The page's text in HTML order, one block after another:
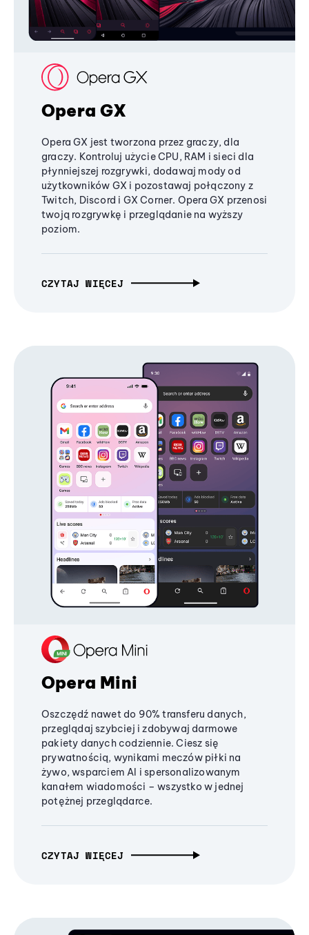
Opera GX
Opera GX jest tworzona przez graczy, dla
graczy. Kontroluj użycie CPU, RAM i sieci dla
płynniejszej rozgrywki, dodawaj mody od
użytkowników GX i pozostawaj połączony z
Twitch, Discord i GX Corner. Opera GX przenosi
twoją rozgrywkę i przeglądanie na wyższy
poziom.
CZYTAJ WIĘCEJ
Opera Mini
Oszczędź nawet do 90% transferu danych,
przeglądaj szybciej i zdobywaj darmowe
pakiety danych codziennie. Ciesz się
prywatnością, wynikami meczów piłki na
żywo, wsparciem AI i spersonalizowanym
kanałem wiadomości – wszystko w jednej
potężnej przeglądarce.
CZYTAJ WIĘCEJ